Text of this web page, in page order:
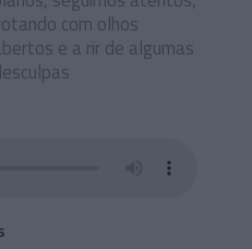
com olhos
e a rir de algumas